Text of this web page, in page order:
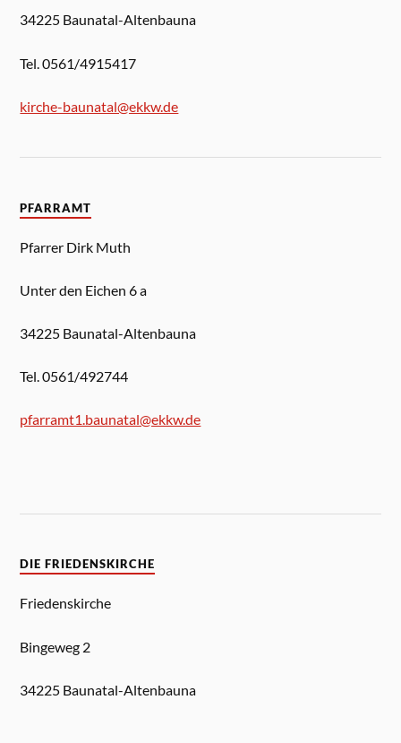
34225 Baunatal-Altenbauna
Tel. 0561/4915417
kirche-baunatal@ekkw.de
PFARRAMT
Pfarrer Dirk Muth
Unter den Eichen 6 a
34225 Baunatal-Altenbauna
Tel. 0561/492744
pfarramt1.baunatal@ekkw.de
DIE FRIEDENSKIRCHE
Friedenskirche
Bingeweg 2
34225 Baunatal-Altenbauna